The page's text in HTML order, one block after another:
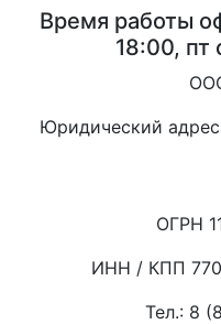
Время работы
18:00, пт
Юридический
ОГРН
ИНН / КПП
Тел.: 8